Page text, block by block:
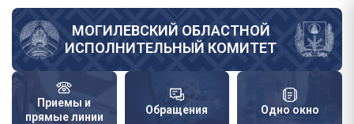
Перейти
основному
содержанию
МОГИЛЕВСКИЙ ОБЛАСТНОЙ
ИСПОЛНИТЕЛЬНЫЙ КОМИТЕТ
Приемы и
прямые линии
Обращения Одно окно